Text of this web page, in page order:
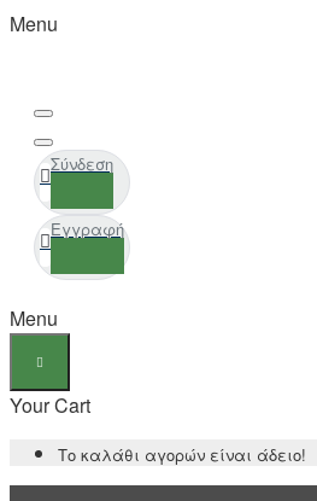
Menu
Σύνδεση
Εγγραφή
Menu
Your Cart
Το καλάθι αγορών είναι άδειο!